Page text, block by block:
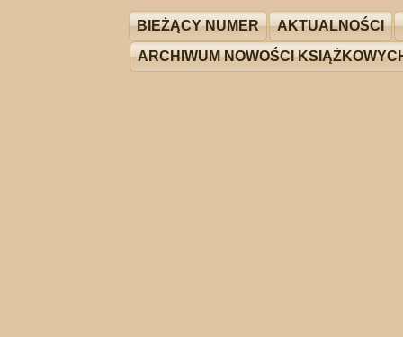
BIEŻĄCY NUMER AKTUALNOŚCI
ARCHIWUM NOWOŚCI